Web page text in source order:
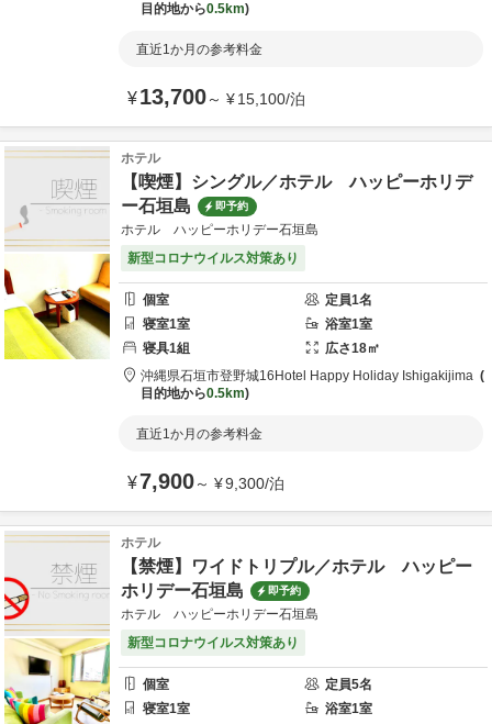
目的地から0.5km
直近1か月の参考料金
¥13,700～ ¥15,100/泊
ホテル
【喫煙】シングル／ホテル ハッピーホリデ
ー石垣島
即予約
ホテル ハッピーホリデー石垣島
新型コロナウイルス対策あり
個室 定員1名
寝室1室 浴室1室
寝具1組 広さ18㎡
沖縄県石垣市登野城16 Hotel Happy Holiday Ishigakijima
目的地から0.5km
直近1か月の参考料金
¥7,900～ ¥9,300/泊
ホテル
【禁煙】ワイドトリプル／ホテル ハッピー
ホリデー石垣島
即予約
ホテル ハッピーホリデー石垣島
新型コロナウイルス対策あり
個室 定員5名
寝室1室 浴室1室